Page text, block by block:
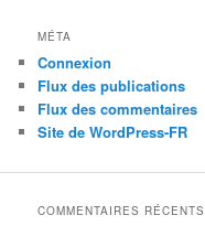
MÉTA
Connexion
Flux des publications
Flux des commentaires
Site de WordPress-FR
COMMENTAIRES RÉCENTS